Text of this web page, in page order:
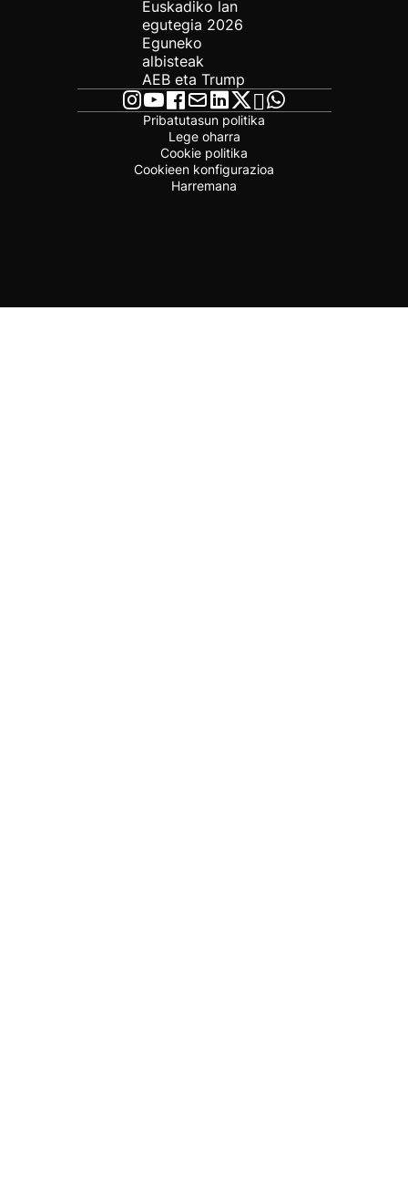
Euskadiko lan
egutegia 2026
Eguneko
albisteak
AEB eta Trump
Pribatutasun politika
Lege oharra
Cookie politika
Cookieen konfigurazioa
Harremana